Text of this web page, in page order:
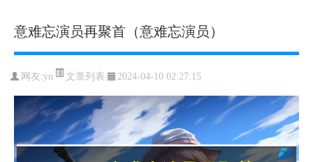
意难忘演员再聚首（意难忘演员）
网友:yn 文章列表 2024-04-10 02:27:15